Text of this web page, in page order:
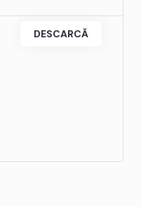
DESCARCĂ